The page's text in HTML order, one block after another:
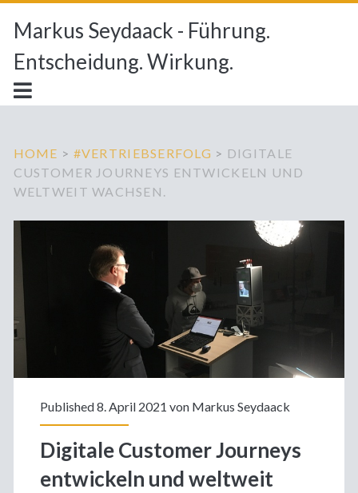
Markus Seydaack - Führung.
Entscheidung. Wirkung.
HOME > #VERTRIEBSERFOLG > DIGITALE
CUSTOMER JOURNEYS ENTWICKELN UND
WELTWEIT WACHSEN.
Published 8. April 2021 von Markus Seydaack
Digitale Customer Journeys
entwickeln und weltweit